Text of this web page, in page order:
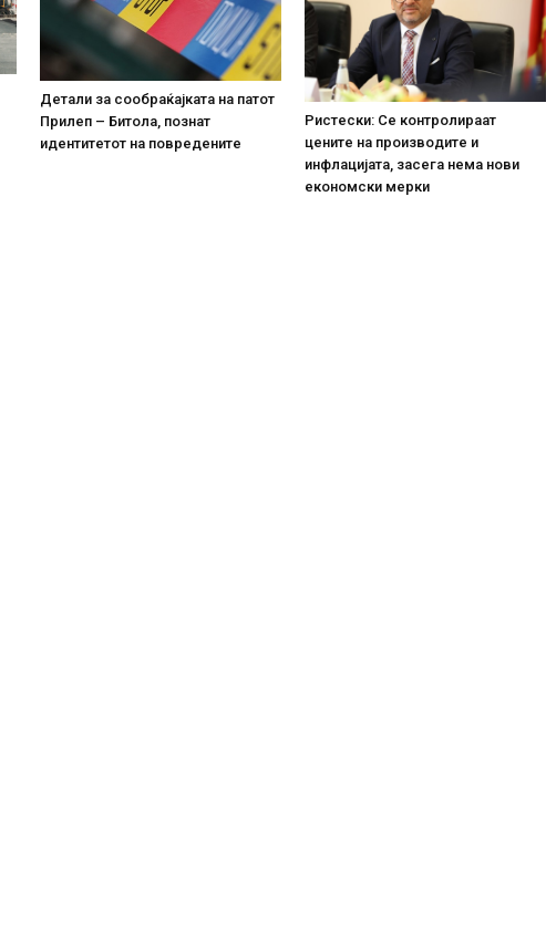
Детали за сообраќајката на патот
Прилеп – Битола, познат
идентитетот на повредените
Ристески: Се контролираат
цените на производите и
инфлацијата, засега нема нови
економски мерки